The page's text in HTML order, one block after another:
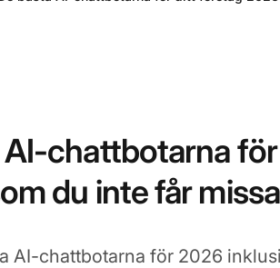
AI-chattbotarna
du inte får
AI-chattbotarna för 2026